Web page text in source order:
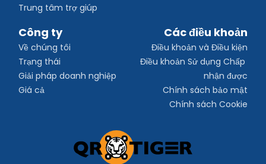
Trung tâm trợ giúp
Công ty
Về chúng tôi
Trạng thái
Giải pháp doanh nghiệp
Giá cả
Các điều khoản
Điều khoản và Điều kiện
Điều khoản Sử dụng Chấp
nhận được
Chính sách bảo mật
Chính sách Cookie